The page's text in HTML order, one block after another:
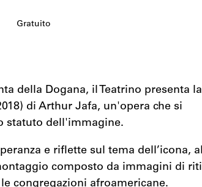
Gratuito
della Dogana, il Teatrino presenta la
di Arthur Jafa, un'opera che si
statuto dell'immagine.
e riflette sul tema dell’icona, al
composto da immagini di riti
congregazioni afroamericane.